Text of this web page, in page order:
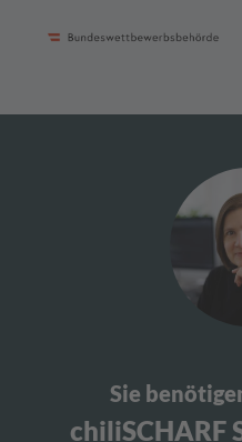
Sie
chiliSCHARF